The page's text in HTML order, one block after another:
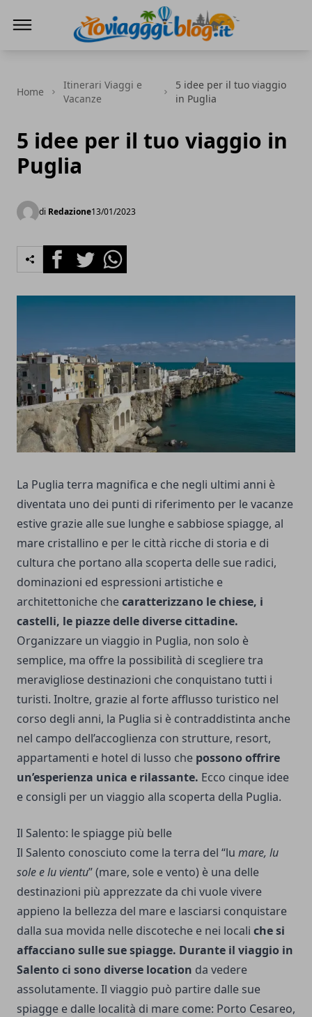
Home
Itinerari Viaggi e
Vacanze
5 idee per il tuo viaggio
in Puglia
5 idee per il tuo viaggio in
Puglia
di Redazione13/01/2023
FacebookTwitterWhatsapp
La Puglia terra magnifica e che negli ultimi anni è
diventata uno dei punti di riferimento per le vacanze
estive grazie alle sue lunghe e sabbiose spiagge, al
mare cristallino e per le città ricche di storia e di
cultura che portano alla scoperta delle sue radici,
dominazioni ed espressioni artistiche e
architettoniche checaratterizzano le chiese, i
castelli, le piazze delle diverse cittadine.
Organizzare un viaggio in Puglia, non solo è
semplice, ma offre la possibilità di scegliere tra
meravigliose destinazioni che conquistano tutti i
turisti. Inoltre, grazie al forte afflusso turistico nel
corso degli anni, la Puglia si è contraddistinta anche
nel campo dell’accoglienza con strutture, resort,
appartamenti e hotel di lusso che possono offrire
un’esperienza unica e rilassante. Ecco cinque idee
e consigli per un viaggio alla scoperta della Puglia.
Il Salento: le spiagge più belle
Il Salento conosciuto come la terra del “lu mare, lu
sole e lu vientu” (mare, sole e vento) è una delle
destinazioni più apprezzate da chi vuole vivere
appieno la bellezza del mare e lasciarsi conquistare
dalla sua movida nelle discoteche e nei locali che si
affacciano sulle sue spiagge. Durante il viaggio in
Salento ci sono diverse location da vedere
assolutamente. Il viaggio può partire dalle sue
spiagge e dalle località di mare come: Porto Cesareo,